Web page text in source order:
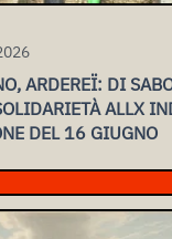
ARDEREÏ: DI
ALLX
DEL 16 GIUGNO